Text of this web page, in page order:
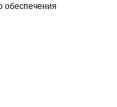
обеспечения